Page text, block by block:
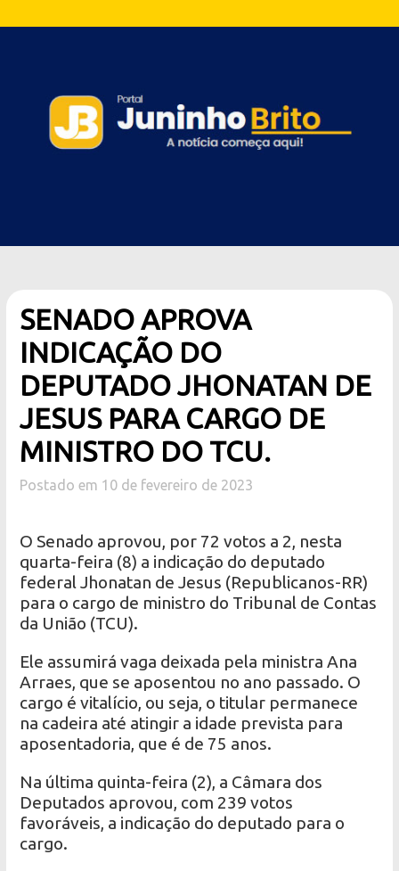
SENADO APROVA
INDICAÇÃO DO
DEPUTADO JHONATAN DE
JESUS PARA CARGO DE
MINISTRO DO TCU.
Postado em 10 de fevereiro de 2023
O Senado aprovou, por 72 votos a 2, nesta
quarta-feira (8) a indicação do deputado
federal Jhonatan de Jesus (Republicanos-RR)
para o cargo de ministro do Tribunal de Contas
da União (TCU).
Ele assumirá vaga deixada pela ministra Ana
Arraes, que se aposentou no ano passado. O
cargo é vitalício, ou seja, o titular permanece
na cadeira até atingir a idade prevista para
aposentadoria, que é de 75 anos.
Na última quinta-feira (2), a Câmara dos
Deputados aprovou, com 239 votos
favoráveis, a indicação do deputado para o
cargo.